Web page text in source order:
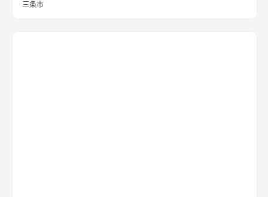
三条市